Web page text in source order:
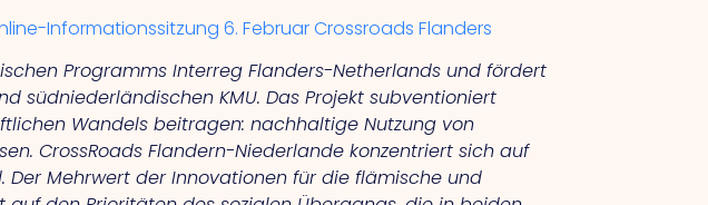
Informationssitzung 6. Februar Crossroads Flanders
Programms Interreg Flanders-Netherlands und fördert
südniederländischen KMU. Das Projekt subventioniert
Wandels beitragen: nachhaltige Nutzung von
CrossRoads Flandern-Niederlande konzentriert sich auf
Mehrwert der Innovationen für die flämische und